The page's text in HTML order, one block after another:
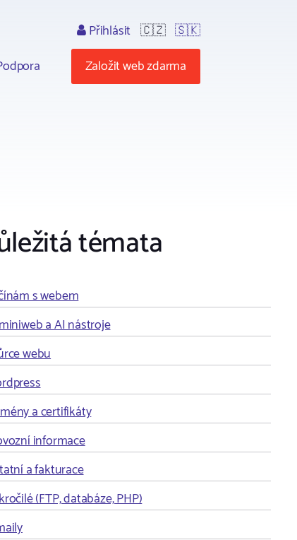
Přihlásit 🇨🇿 🇸🇰
Založit web zdarma
témata
s webem
a AI nástroje
webu
a certifikáty
informace
a fakturace
(FTP, databáze, PHP)